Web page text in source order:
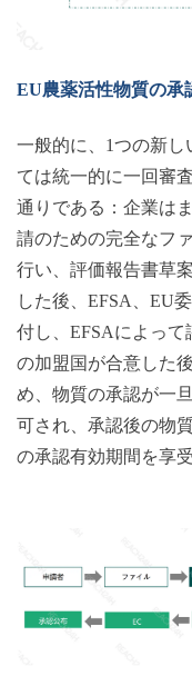
EU農薬活性物質の承
一般的に、 1つの新し
ては統一的に一回審
通りである：企業は
請のための完全なフ
行い、評価報告書草
した後、 EFSA、EU
付し、EFSAによっ
の加盟国が合意した
め、物質の承認が一
可され、承認後の物
の承認有効期間を享受